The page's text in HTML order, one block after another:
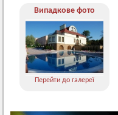
Випадкове фото
Перейти до галереї